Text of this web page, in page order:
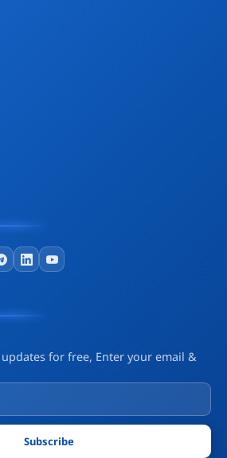
for free, Enter your email &